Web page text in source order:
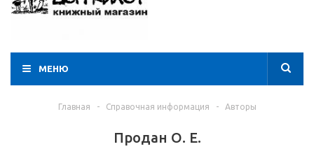
МЕНЮ
Главная - Справочная информация - Авторы
Продан О. Е.